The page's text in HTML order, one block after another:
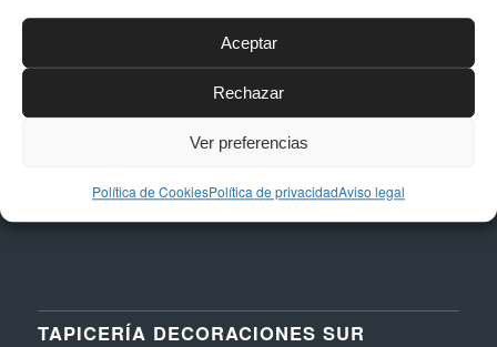
Aceptar
Rechazar
Ver preferencias
Política de CookiesPolítica de privacidadAviso legal
Calle Níquel, 24, Polígono La Albarizas,
29603, Marbella (Málaga)
TAPICERÍA DECORACIONES SUR